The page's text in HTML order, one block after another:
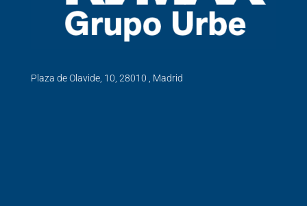
Plaza de Olavide, 10, 28010 , Madrid